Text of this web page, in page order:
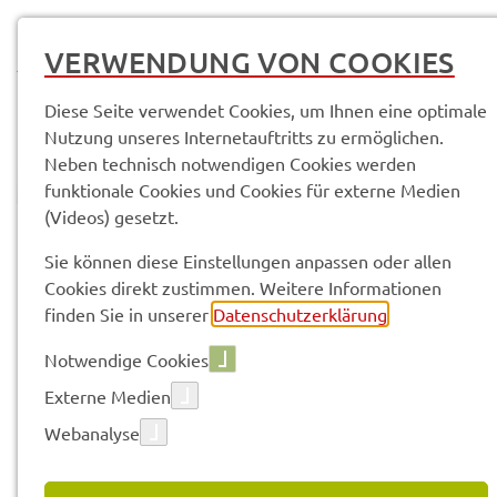
Vorle­sen
30.04.2021
VERWENDUNG VON COOKIES
Diese Seite verwendet Cookies, um Ihnen eine optimale
Nutzung unseres Internetauftritts zu ermöglichen.
Neben technisch notwendigen Cookies werden
funktionale Cookies und Cookies für externe Medien
(Videos) gesetzt.
Sie können diese Einstellungen anpassen oder allen
Cookies direkt zustimmen. Weitere Informationen
finden Sie in unserer Datenschutzerklärung
Notwendige Cookies
Externe Medien
Webanalyse